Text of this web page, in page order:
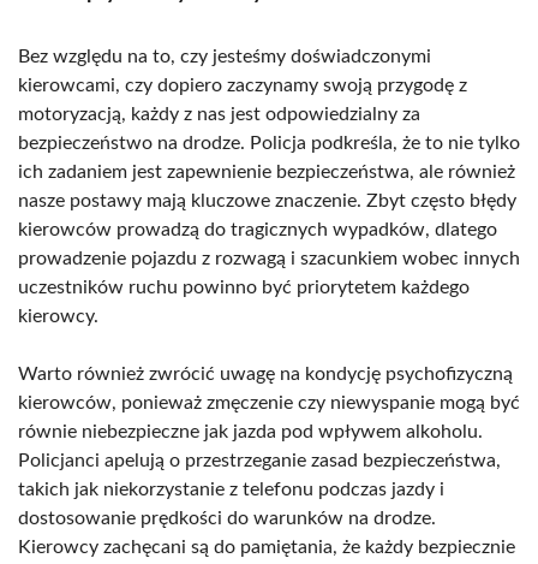
Bez względu na to, czy jesteśmy doświadczonymi
kierowcami, czy dopiero zaczynamy swoją przygodę z
motoryzacją, każdy z nas jest odpowiedzialny za
bezpieczeństwo na drodze. Policja podkreśla, że to nie tylko
ich zadaniem jest zapewnienie bezpieczeństwa, ale również
nasze postawy mają kluczowe znaczenie. Zbyt często błędy
kierowców prowadzą do tragicznych wypadków, dlatego
prowadzenie pojazdu z rozwagą i szacunkiem wobec innych
uczestników ruchu powinno być priorytetem każdego
kierowcy.
Warto również zwrócić uwagę na kondycję psychofizyczną
kierowców, ponieważ zmęczenie czy niewyspanie mogą być
równie niebezpieczne jak jazda pod wpływem alkoholu.
Policjanci apelują o przestrzeganie zasad bezpieczeństwa,
takich jak niekorzystanie z telefonu podczas jazdy i
dostosowanie prędkości do warunków na drodze.
Kierowcy zachęcani są do pamiętania, że każdy bezpiecznie